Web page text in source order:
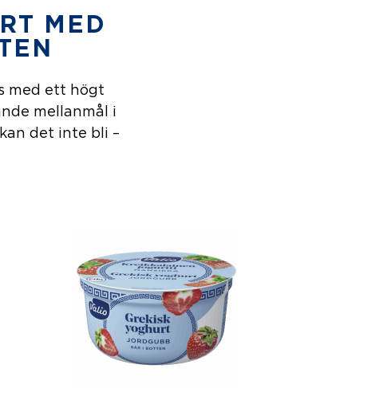
MED
med ett högt
mellanmål i
det inte bli –